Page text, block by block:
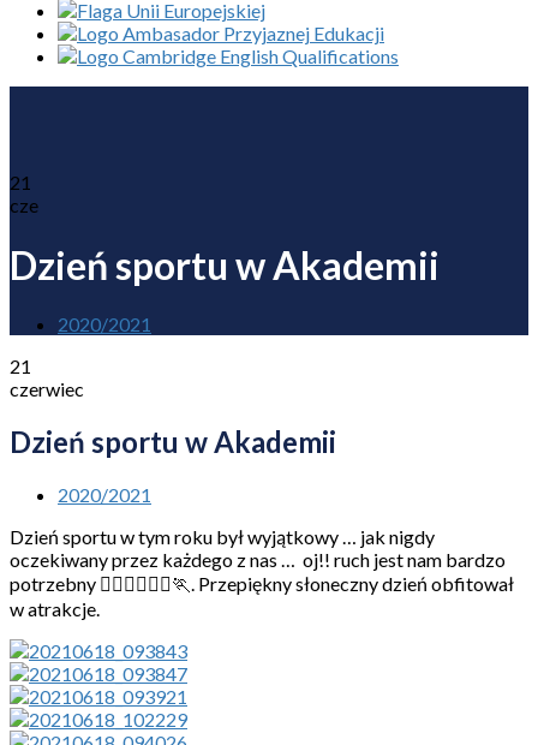
21
cze
Dzień sportu w Akademii
2020/2021
21
czerwiec
Dzień sportu w Akademii
2020/2021
Dzień sportu w tym roku był wyjątkowy … jak nigdy
oczekiwany przez każdego z nas … oj!! ruch jest nam bardzo
potrzebny 🤸‍♀🤸‍♂🏃‍♀🏃. Przepiękny słoneczny dzień obfitował
w atrakcje.